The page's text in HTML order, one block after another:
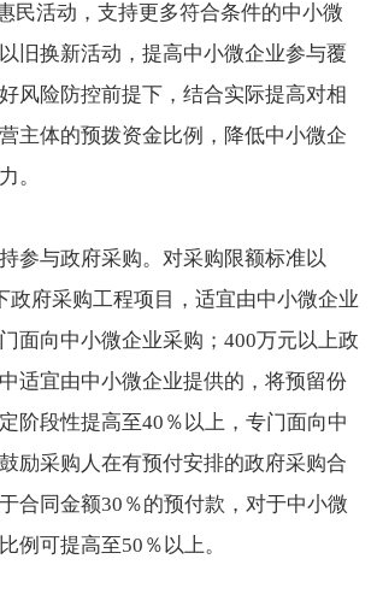
民活动，支持更多符合条件的中小微
旧换新活动，提高中小微企业参与覆
风险防控前提下，结合实际提高对相
主体的预拨资金比例，降低中小微企
。
与政府采购。对采购限额标准以
政府采购工程项目，适宜由中小微企业
面向中小微企业采购；400万元以上政
适宜由中小微企业提供的，将预留份
阶段性提高至40％以上，专门面向中
励采购人在有预付安排的政府采购合
合同金额30％的预付款，对于中小微
例可提高至50％以上。